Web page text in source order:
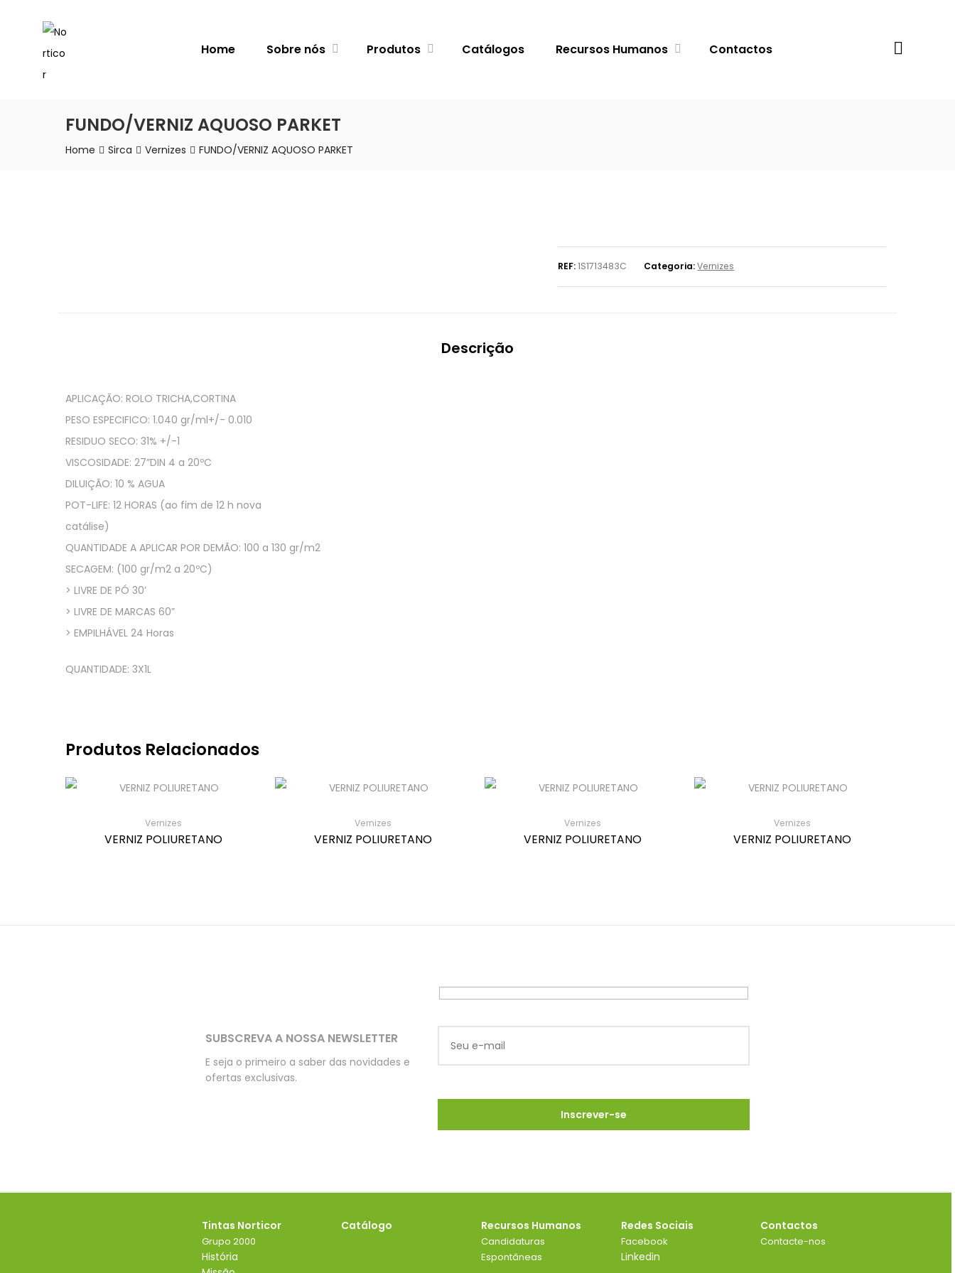
NORTICOR
Home Sobre nós Produtos Catálogos Recursos Humanos Contactos
FUNDO/VERNIZ AQUOSO PARKET
Home Sirca Vernizes FUNDO/VERNIZ AQUOSO PARKET
REF:1S1713483C Categoria:Vernizes
Descrição
APLICAÇÃO: ROLO TRICHA,CORTINA
PESO ESPECIFICO: 1.040 gr/ml+/- 0.010
RESIDUO SECO: 31% +/-1
VISCOSIDADE: 27”DIN 4 a 20ºC
DILUIÇÃO: 10 % AGUA
POT-LIFE: 12 HORAS (ao fim de 12 h nova
catálise)
QUANTIDADE A APLICAR POR DEMÃO: 100 a 130 gr/m2
SECAGEM: (100 gr/m2 a 20ºC)
> LIVRE DE PÓ 30’
> LIVRE DE MARCAS 60”
> EMPILHÁVEL 24 Horas
QUANTIDADE: 3X1L
Produtos Relacionados
Vernizes
VERNIZ POLIURETANO
Vernizes
VERNIZ POLIURETANO
Vernizes
VERNIZ POLIURETANO
Vernizes
VERNIZ POLIURETANO
SUBSCREVA A NOSSA NEWSLETTER
E seja o primeiro a saber das novidades e
ofertas exclusivas.
Tintas Norticor
Grupo 2000
História
Catálogo Recursos Humanos
Candidaturas
Espontâneas
Redes Sociais
Facebook
Linkedin
Contactos
Contacte-nos